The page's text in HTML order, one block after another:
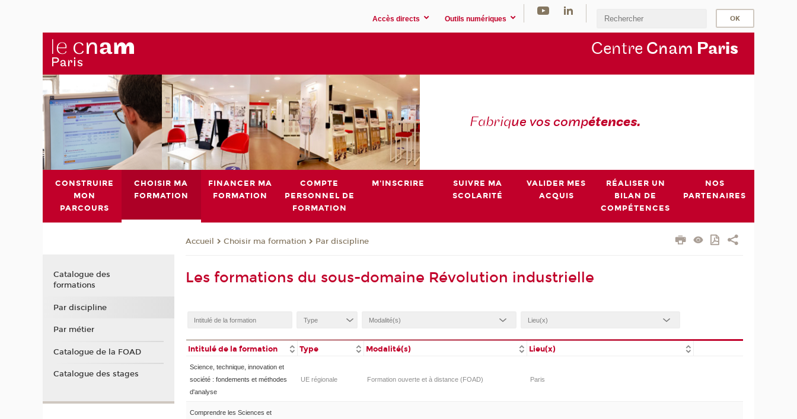
Accès directs Outils numériques
Centre Cnam Paris
Fabrique vos compétences.
CONSTRUIRE
MON
PARCOURS
CHOISIR MA
FORMATION
FINANCER MA
FORMATION
COMPTE
PERSONNEL DE
FORMATION
M'INSCRIRE
SUIVRE MA
SCOLARITÉ
VALIDER MES
ACQUIS
RÉALISER UN
BILAN DE
COMPÉTENCES
NOS
PARTENAIRES
Accueil Choisir ma formation Par discipline
Les formations du sous-domaine Révolution industrielle
Intitulé de la formation Type Modalité(s) Lieu(x)
Science, technique, innovation et
société : fondements et méthodes
d'analyse
UE régionale Formation ouverte et à distance (FOAD) Paris
Comprendre les Sciences et
Catalogue des
formations
Par discipline
Par métier
Catalogue de la FOAD
Catalogue des stages